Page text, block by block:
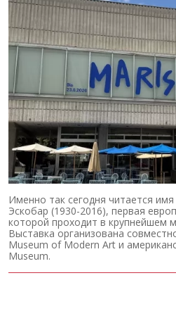
Именно так сегодня читается
Эскобар (1930-2016), первая
которой проходит в крупнейшем
Выставка организована
Museum of Modern Art и
Museum.